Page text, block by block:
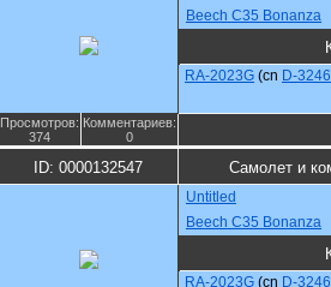
Beech C35 Bonanza
RA-2023G (cn D-3246
Просмотров:
374
Комментариев:
0
ID: 0000132547 Самолет и
Untitled
Beech C35 Bonanza
RA-2023G (cn D-3246